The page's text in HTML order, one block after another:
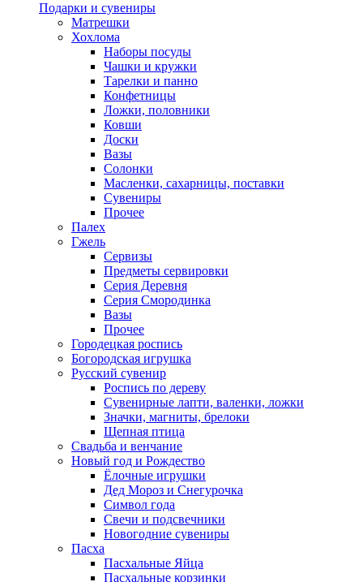
Подарки и сувениры
Матрешки
Хохлома
Наборы посуды
Чашки и кружки
Тарелки и панно
Конфетницы
Ложки, половники
Ковши
Доски
Вазы
Солонки
Масленки, сахарницы, поставки
Сувениры
Прочее
Палех
Гжель
Сервизы
Предметы сервировки
Серия Деревня
Серия Смородинка
Вазы
Прочее
Городецкая роспись
Богородская игрушка
Русский сувенир
Роспись по дереву
Сувенирные лапти, валенки, ложки
Значки, магниты, брелоки
Щепная птица
Свадьба и венчание
Новый год и Рождество
Ёлочные игрушки
Дед Мороз и Снегурочка
Символ года
Свечи и подсвечники
Новогодние сувениры
Пасха
Пасхальные Яйца
Пасхальные корзинки